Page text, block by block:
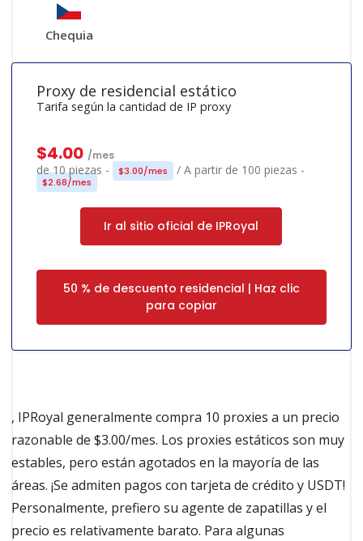
Chequia
Proxy de residencial estático
Tarifa según la cantidad de IP proxy
$4.00 /mes
de 10 piezas - $3.00/mes / A partir de 100 piezas -
$2.68/mes
Ir al sitio oficial de IPRoyal
50 % de descuento residencial | Haz clic
para copiar
, IPRoyal generalmente compra 10 proxies a un precio
razonable de $3.00/mes. Los proxies estáticos son muy
estables, pero están agotados en la mayoría de las
áreas. ¡Se admiten pagos con tarjeta de crédito y USDT!
Personalmente, prefiero su agente de zapatillas y el
precio es relativamente barato. Para algunas